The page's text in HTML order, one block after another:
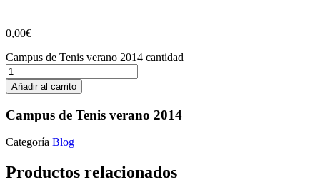
0,00€
Campus de Tenis verano 2014 cantidad
Añadir al carrito
Campus de Tenis verano 2014
Categoría Blog
Productos relacionados